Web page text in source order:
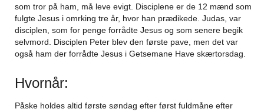
som tror på ham, må leve evigt. Disciplene er de 12 mænd som
fulgte Jesus i omrking tre år, hvor han prædikede. Judas, var
disciplen, som for penge forrådte Jesus og som senere begik
selvmord. Disciplen Peter blev den første pave, men det var
også ham der forrådte Jesus i Getsemane Have skærtorsdag.
Hvornår:
Påske holdes altid første søndag efter først fuldmåne efter